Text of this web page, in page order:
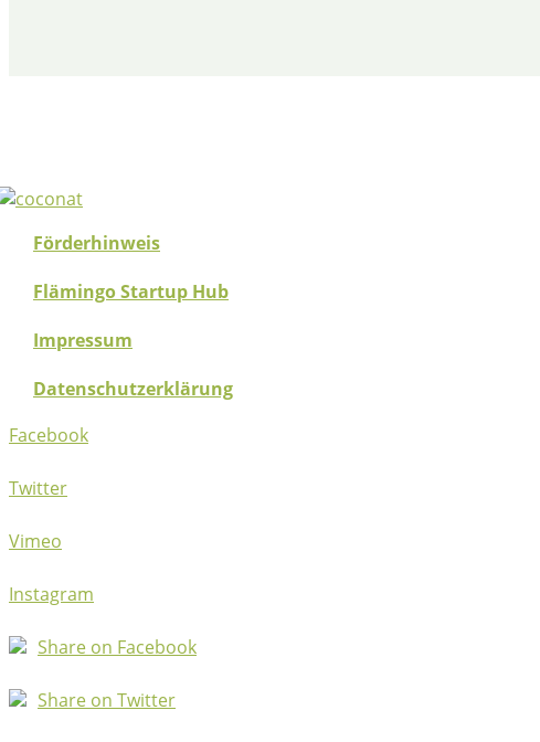
Förderhinweis
Flämingo Startup Hub
Impressum
Datenschutzerklärung
Facebook
Twitter
Vimeo
Instagram
Share on Facebook
Share on Twitter